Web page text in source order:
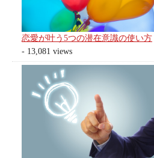
恋愛が叶う5つの潜在意識の使い方
- 13,081 views